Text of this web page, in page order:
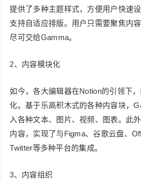
提供了多种主题样式，方便用户快速
支持自适应排版。用户只需要聚焦内
尽可交给Gamma。
2、内容模块化
如今，各大编辑器在Notion的引领下
化。基于乐高积木式的各种内容块，
入各种文本、图片、视频、图表。此
内容，实现了与Figma、谷歌云盘、
Twitter等多种平台的集成。
3、内容组织